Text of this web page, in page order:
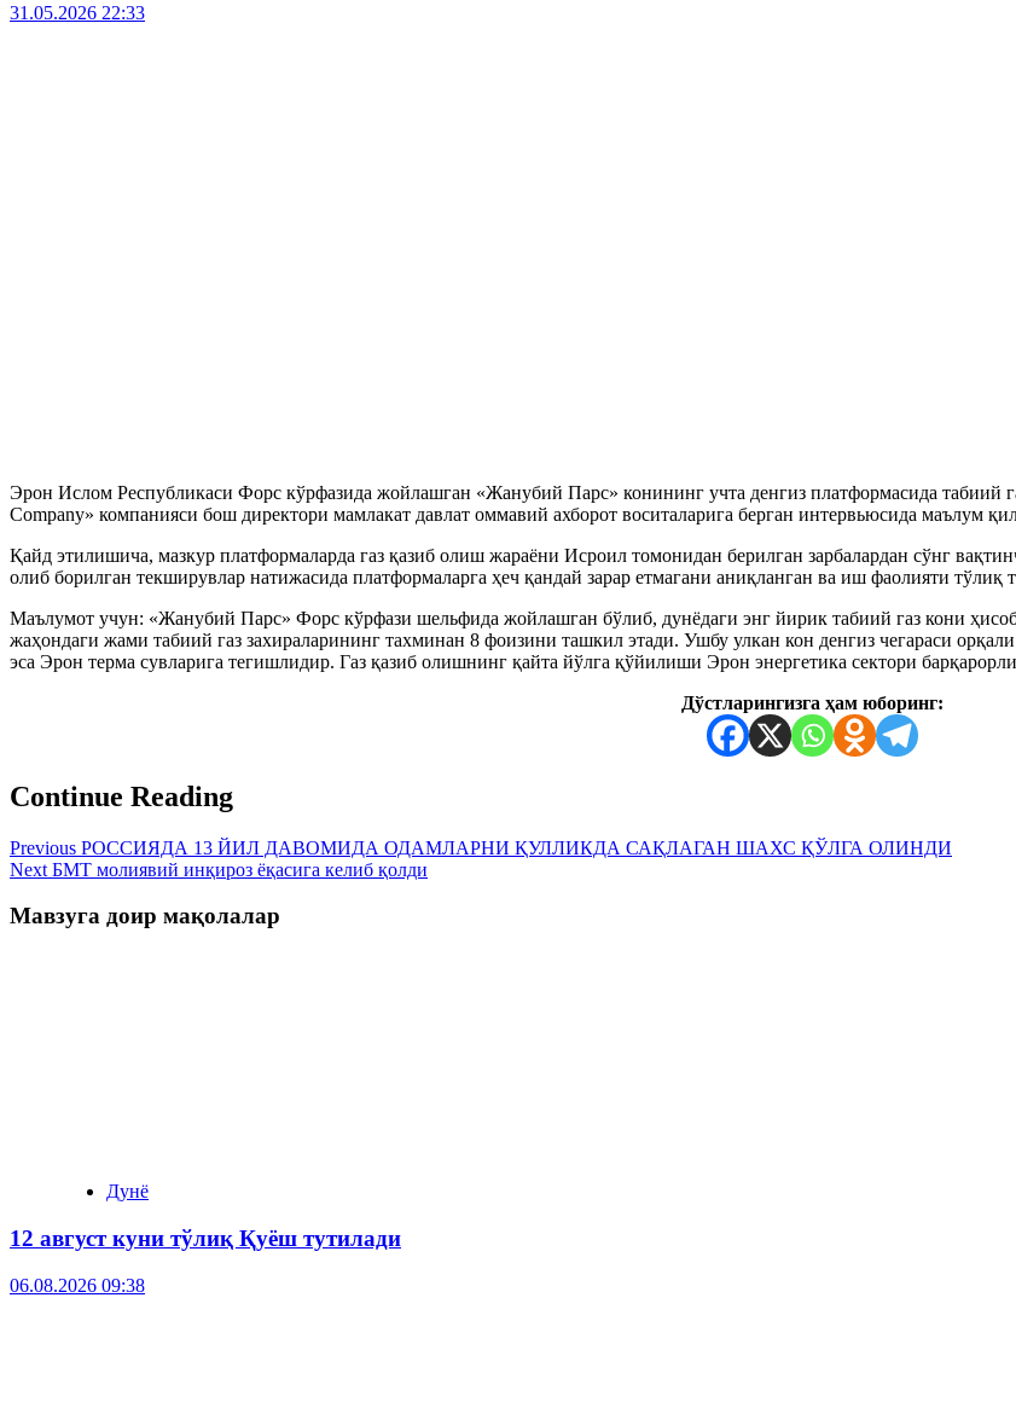
31.05.2026 22:33
Эрон Ислом Республикаси Форс кўрфазида жойлашган «Жанубий Парс» конининг учта денгиз платформасида табиий
Company» компанияси бош директори мамлакат давлат оммавий ахборот воситаларига берган интервьюсида маълум
Қайд этилишича, мазкур платформаларда газ қазиб олиш жараёни Исроил томонидан берилган зарбалардан сўнг
олиб борилган текширувлар натижасида платформаларга ҳеч қандай зарар етмагани аниқланган ва иш фаолияти тўлиқ
Маълумот учун: «Жанубий Парс» Форс кўрфази шельфида жойлашган бўлиб, дунёдаги энг йирик табиий газ кони
жаҳондаги жами табиий газ захираларининг тахминан 8 фоизини ташкил этади. Ушбу улкан кон денгиз чегараси
эса Эрон терма сувларига тегишлидир. Газ қазиб олишнинг қайта йўлга қўйилиши Эрон энергетика сектори
Дўстларингизга ҳам юборинг:
Continue Reading
Previous РОССИЯДА 13 ЙИЛ ДАВОМИДА ОДАМЛАРНИ ҚУЛЛИКДА САҚЛАГАН ШАХС ҚЎЛГА ОЛИНДИ
Next БМТ молиявий инқироз ёқасига келиб қолди
Мавзуга доир мақолалар
Дунё
12 август куни тўлиқ Қуёш тутилади
06.08.2026 09:38